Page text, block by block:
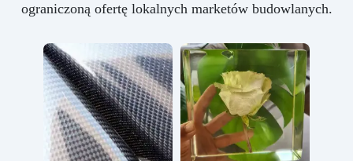
ograniczoną ofertę lokalnych marketów budowlanych.